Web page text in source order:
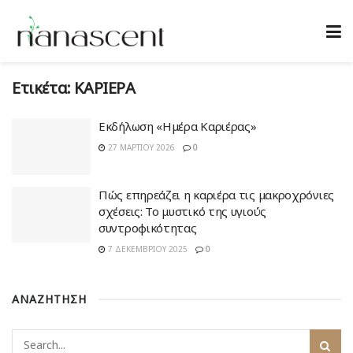
Ετικέτα: ΚΑΡΙΕΡΑ
Εκδήλωση «Ημέρα Καριέρας»
27 ΜΑΡΤΊΟΥ 2026 0
Πώς επηρεάζει η καριέρα τις μακροχρόνιες
σχέσεις: Το μυστικό της υγιούς
συντροφικότητας
7 ΔΕΚΕΜΒΡΊΟΥ 2025 0
ΑΝΑΖΗΤΗΣΗ